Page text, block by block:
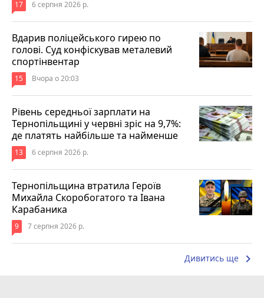
17 6 серпня 2026 р.
Вдарив поліцейського гирею по
голові. Суд конфіскував металевий
спортінвентар
15 Вчора о 20:03
Рівень середньої зарплати на
Тернопільщині у червні зріс на 9,7%:
де платять найбільше та найменше
13 6 серпня 2026 р.
Тернопільщина втратила Героїв
Михайла Скоробогатого та Івана
Карабаника
9 7 серпня 2026 р.
Дивитись ще keyboard_arrow_right